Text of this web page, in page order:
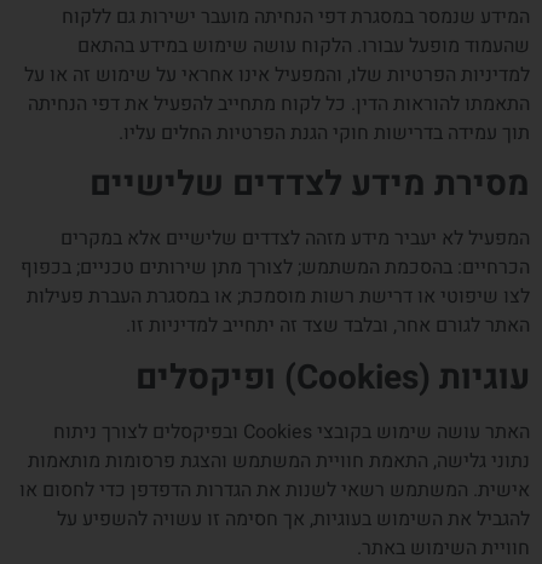
המידע שנמסר במסגרת דפי הנחיתה מועבר ישירות גם ללקוח
שהעמוד מופעל עבורו. הלקוח עושה שימוש במידע בהתאם
למדיניות הפרטיות שלו, והמפעיל אינו אחראי על שימוש זה או על
התאמתו להוראות הדין. כל לקוח מתחייב להפעיל את דפי הנחיתה
תוך עמידה בדרישות חוקי הגנת הפרטיות החלים עליו.
מסירת מידע לצדדים שלישיים
המפעיל לא יעביר מידע מזהה לצדדים שלישיים אלא במקרים
הכרחיים: בהסכמת המשתמש; לצורך מתן שירותים טכניים; בכפוף
לצו שיפוטי או דרישת רשות מוסמכת; או במסגרת העברת פעילות
האתר לגורם אחר, ובלבד שצד זה יתחייב למדיניות זו.
עוגיות (Cookies) ופיקסלים
האתר עושה שימוש בקובצי Cookies ובפיקסלים לצורך ניתוח
נתוני גלישה, התאמת חוויית המשתמש והצגת פרסומות מותאמות
אישית. המשתמש רשאי לשנות את הגדרות הדפדפן כדי לחסום או
להגביל את השימוש בעוגיות, אך חסימה זו עשויה להשפיע על
חוויית השימוש באתר.